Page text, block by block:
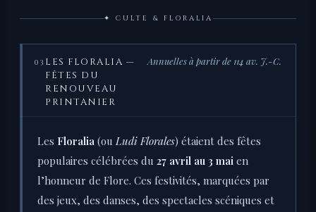
✦ CULTE & FLORALIA
03 LES FLORALIA —
FÊTES DU
RENOUVEAU
PRINTANIER
Annuelles à partir de 114 av. J.-C.
Les Floralia (ouLudi Florales) étaient des fêtes
populaires célébrées du 27 avril au 3 mai en
l’honneur de Flore. Ces festivités, marquées par
des jeux, des danses, des spectacles scéniques et